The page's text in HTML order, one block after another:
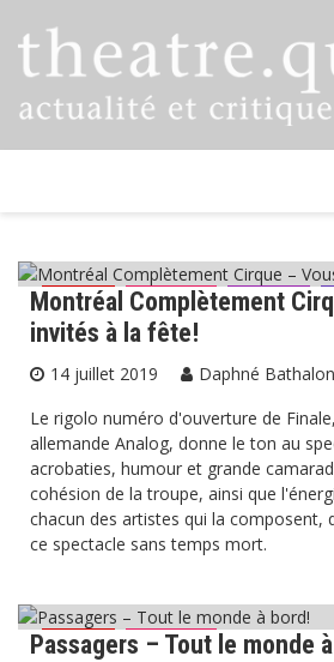
Cirque Critiques Festival
Montréal Complètement
invités à la fête!
14 juillet 2019
Daphné Bathalon
Le rigolo numéro d'ouverture de
allemande Analog, donne le ton au
acrobaties, humour et grande
cohésion de la troupe, ainsi que
chacun des artistes qui la composent,
ce spectacle sans temps mort.
Cirque Critiques
Passagers – Tout le monde